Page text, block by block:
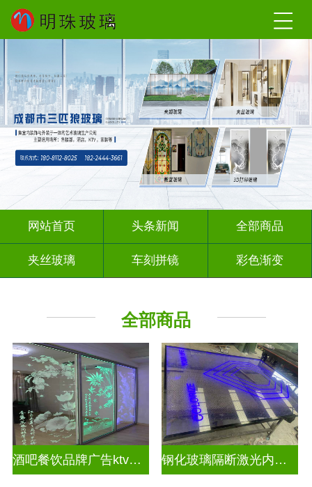
网站首页 头条新闻 全部商品
夹丝玻璃 车刻拼镜 彩色渐变
深 渊 镜
全部商品
酒吧餐饮品牌广告ktv激光内雕发光艺术玻璃 钢化玻璃隔断激光内雕护栏玻璃